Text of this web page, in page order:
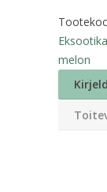
Eksootika
melon